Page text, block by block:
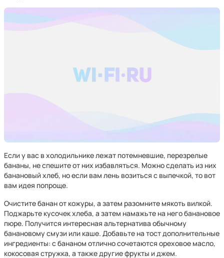
Если у вас в холодильнике лежат потемневшие, перезрелые
бананы, не спешите от них избавляться. Можно сделать из них
банановый хлеб, но если вам лень возиться с выпечкой, то вот
вам идея попроще.
Очистите банан от кожуры, а затем разомните мякоть вилкой.
Поджарьте кусочек хлеба, а затем намажьте на него банановое
пюре. Получится интересная альтернатива обычному
банановому смузи или каше. Добавьте на тост дополнительные
ингредиенты: с бананом отлично сочетаются ореховое масло,
кокосовая стружка, а также другие фрукты и джем.